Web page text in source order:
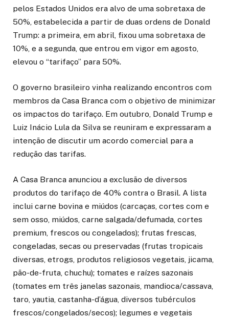
pelos Estados Unidos era alvo de uma sobretaxa de
50%, estabelecida a partir de duas ordens de Donald
Trump: a primeira, em abril, fixou uma sobretaxa de
10%, e a segunda, que entrou em vigor em agosto,
elevou o “tarifaço” para 50%.
O governo brasileiro vinha realizando encontros com
membros da Casa Branca com o objetivo de minimizar
os impactos do tarifaço. Em outubro, Donald Trump e
Luiz Inácio Lula da Silva se reuniram e expressaram a
intenção de discutir um acordo comercial para a
redução das tarifas.
A Casa Branca anunciou a exclusão de diversos
produtos do tarifaço de 40% contra o Brasil. A lista
inclui carne bovina e miúdos (carcaças, cortes com e
sem osso, miúdos, carne salgada/defumada, cortes
premium, frescos ou congelados); frutas frescas,
congeladas, secas ou preservadas (frutas tropicais
diversas, etrogs, produtos religiosos vegetais, jicama,
pão-de-fruta, chuchu); tomates e raízes sazonais
(tomates em três janelas sazonais, mandioca/cassava,
taro, yautia, castanha-d’água, diversos tubérculos
frescos/congelados/secos); legumes e vegetais